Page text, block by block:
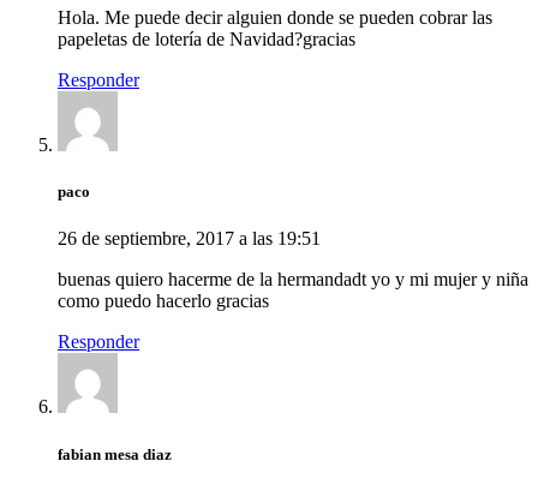
Hola. Me puede decir alguien donde se pueden cobrar las
papeletas de lotería de Navidad?gracias
Responder
paco
26 de septiembre, 2017 a las 19:51
buenas quiero hacerme de la hermandadt yo y mi mujer y niña
como puedo hacerlo gracias
Responder
fabian mesa diaz